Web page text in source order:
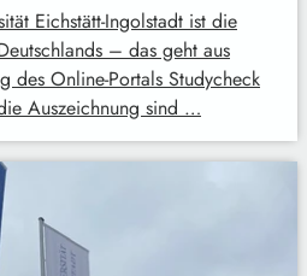
Eichstätt-Ingolstadt ist die
– das geht aus
des Online-Portals Studycheck
Auszeichnung sind …